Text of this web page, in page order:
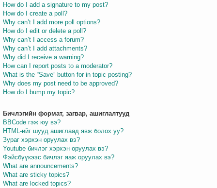
How do I add a signature to my post?
How do I create a poll?
Why can’t I add more poll options?
How do I edit or delete a poll?
Why can’t I access a forum?
Why can’t I add attachments?
Why did I receive a warning?
How can I report posts to a moderator?
What is the “Save” button for in topic posting?
Why does my post need to be approved?
How do I bump my topic?
Бичлэгийн формат, загвар, ашиглалтууд
BBCode гэж юу вэ?
HTML-ийг шууд ашиглаад явж болох уу?
Зураг хэрхэн оруулах вэ?
Youtube бичлэг хэрхэн оруулах вэ?
Фэйсбүүкээс бичлэг яаж оруулах вэ?
What are announcements?
What are sticky topics?
What are locked topics?